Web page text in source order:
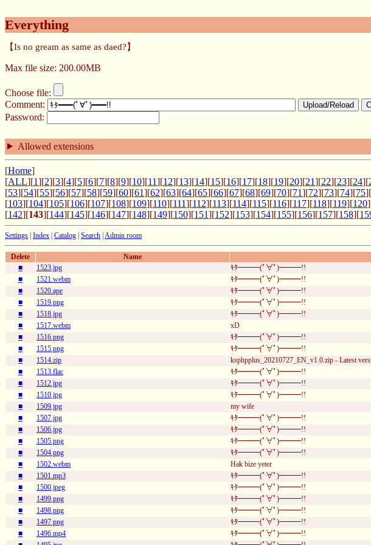
Everything
【Is no gream as same as daed?】
Max file size: 200.00MB
Choose file:
Comment:
Upload/Reload
Password:
Allowed extensions
[Home]
[ALL][1][2][3][4][5][6][7][8][9][10][11][12][13][14][15][16][17][18][19][20][21][22][23][24][
[53][54][55][56][57][58][59][60][61][62][63][64][65][66][67][68][69][70][71][72][73][74][75][
[103][104][105][106][107][108][109][110][111][112][113][114][115][116][117][118][119][120
[142][143][144][145][146][147][148][149][150][151][152][153][154][155][156][157][158][
Settings | Index | Catalog | Search | Admin room
Delete Name
■
1523.jpg ｷﾀ━━━(ﾟ∀ﾟ)━━━!!
■ 1521.webm ｷﾀ━━━(ﾟ∀ﾟ)━━━!!
■ 1520.ape ｷﾀ━━━(ﾟ∀ﾟ)━━━!!
■ 1519.png ｷﾀ━━━(ﾟ∀ﾟ)━━━!!
■ 1518.jpg ｷﾀ━━━(ﾟ∀ﾟ)━━━!!
■ 1517.webm xD
■ 1516.png ｷﾀ━━━(ﾟ∀ﾟ)━━━!!
■ 1515.png ｷﾀ━━━(ﾟ∀ﾟ)━━━!!
■ 1514.zip ksphpplus_20210727_EN_v1.0.zip - Latest
■ 1513.flac ｷﾀ━━━(ﾟ∀ﾟ)━━━!!
■ 1512.jpg ｷﾀ━━━(ﾟ∀ﾟ)━━━!!
■ 1510.jpg ｷﾀ━━━(ﾟ∀ﾟ)━━━!!
■ 1509.jpg my wife
■ 1507.jpg ｷﾀ━━━(ﾟ∀ﾟ)━━━!!
■ 1506.jpg ｷﾀ━━━(ﾟ∀ﾟ)━━━!!
■ 1505.png ｷﾀ━━━(ﾟ∀ﾟ)━━━!!
■ 1504.png ｷﾀ━━━(ﾟ∀ﾟ)━━━!!
■ 1502.webm Hak bize yeter
■ 1501.mp3 ｷﾀ━━━(ﾟ∀ﾟ)━━━!!
■ 1500.jpeg ｷﾀ━━━(ﾟ∀ﾟ)━━━!!
■ 1499.png ｷﾀ━━━(ﾟ∀ﾟ)━━━!!
■ 1498.png ｷﾀ━━━(ﾟ∀ﾟ)━━━!!
■ 1497.png ｷﾀ━━━(ﾟ∀ﾟ)━━━!!
■ 1496.mp4 ｷﾀ━━━(ﾟ∀ﾟ)━━━!!